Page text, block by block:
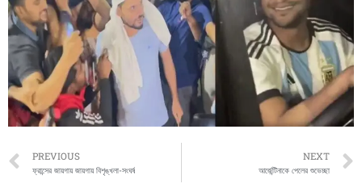
Prev
PREVIOUS
ফ্রান্সের জায়গায় জায়গায় বিশৃঙ্খলা-সংঘর্ষ
NEXT
আর্জেন্টিনাকে পেলের শুভেচ্ছা